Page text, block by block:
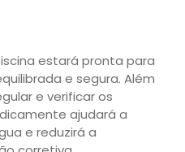
estará pronta para
e segura. Além
e verificar os
ajudará a
e reduzirá a